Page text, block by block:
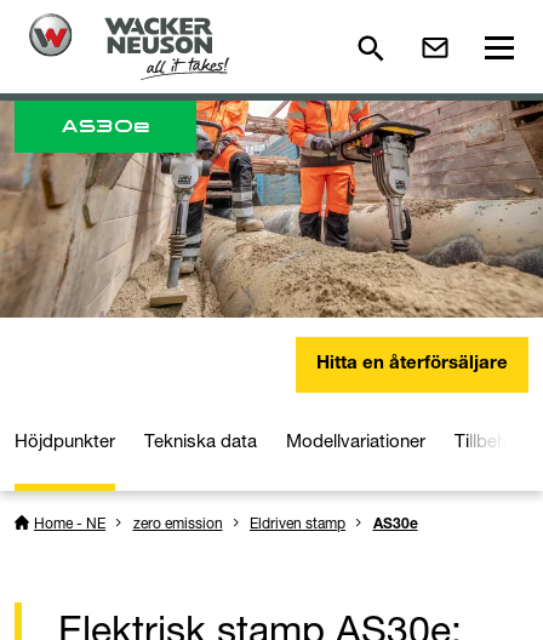
AS30e
Hitta en återförsäljare
Höjdpunkter Tekniska data Modellvariationer Tillbehör
Home - NE zero emission Eldriven stamp AS30e
Elektrisk stamp AS30e: